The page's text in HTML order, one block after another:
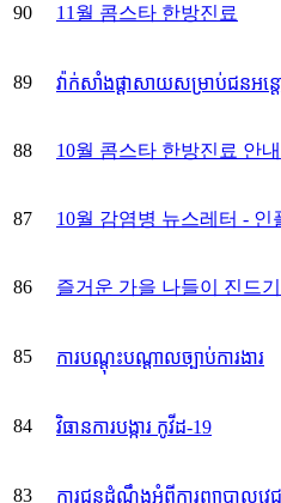
90 11월 콤스타 한방진료
89 វ៉ាក់សាំងផ្តាសាយសម្រាប់ជនអន្
88 10월 콤스타 한방진료 안내
87 10월 감염병 뉴스레터 -
86 즐거운 가을 나들이 진드
85 ការបណ្តុះបណ្តាលច្បាប់ការងារ
84 វិធានការបង្ការ កូវីដ-19
83 ការជូនដំណឹងអំពីការព្យាបាលវេជ្